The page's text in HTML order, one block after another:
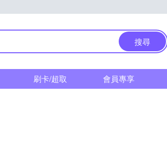
搜尋
刷卡/超取 會員專享